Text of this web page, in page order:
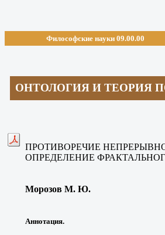
Философские науки 09.00.00
ОНТОЛОГИЯ И ТЕОРИЯ
ПРОТИВОРЕЧИЕ
ОПРЕДЕЛЕНИЕ
Морозов М. Ю.
Аннотация.